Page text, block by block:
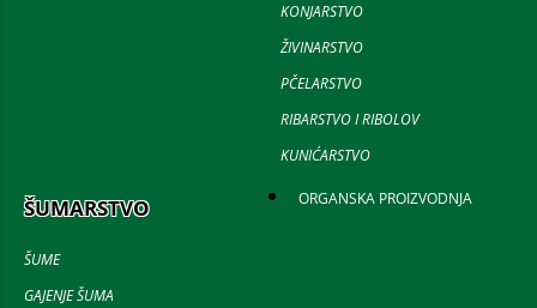
KONJARSTVO
ŽIVINARSTVO
PČELARSTVO
RIBARSTVO I RIBOLOV
KUNIĆARSTVO
ŠUMARSTVO
ŠUME
GAJENJE ŠUMA
ORGANSKA PROIZVODNJA